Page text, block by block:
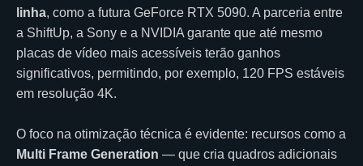
linha, como a futura GeForce RTX 5090. A parceria entre
a ShiftUp, a Sony e a NVIDIA garante que até mesmo
placas de vídeo mais acessíveis terão ganhos
significativos, permitindo, por exemplo, 120 FPS estáveis
em resolução 4K.
O foco na otimização técnica é evidente: recursos como a
Multi Frame Generation — que cria quadros adicionais